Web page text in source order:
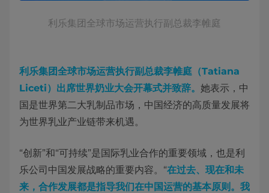
利乐集团全球市场运营执行副总裁李帷庭
利乐集团全球市场运营执行副总裁李帷庭（Tatiana
Liceti）出席世界奶业大会开幕式并致辞。 她表示，中
国是世界第二大乳制品市场，中国经济的高质量发展将
为世界乳业产业链带来机遇。
“创新”和“可持续”是国际乳业合作的重要领域，也是利
乐公司中国发展战略的重要内容。“在过去、现在和未
来，合作发展都是指导我们在中国运营的基本原则。我